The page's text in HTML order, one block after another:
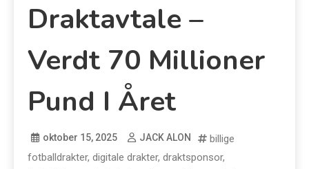
Draktavtale –
Verdt 70 Millioner
Pund I Året
oktober 15, 2025 JACK ALON
billige
fotballdrakter, digitale drakter, draktsponsor,